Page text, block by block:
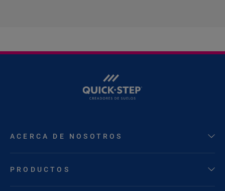
ACERCA DE NOSOTROS
PRODUCTOS